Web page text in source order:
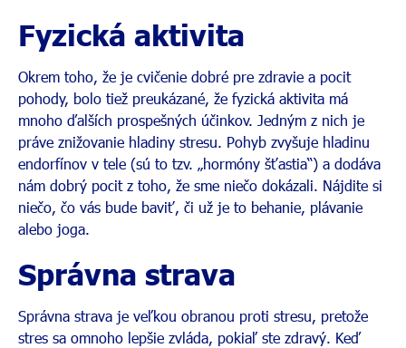
Fyzická aktivita
Okrem toho, že je cvičenie dobré pre zdravie a pocit
pohody, bolo tiež preukázané, že fyzická aktivita má
mnoho ďalších prospešných účinkov. Jedným z nich je
práve znižovanie hladiny stresu. Pohyb zvyšuje hladinu
endorfínov v tele (sú to tzv. „hormóny šťastia“) a dodáva
nám dobrý pocit z toho, že sme niečo dokázali. Nájdite si
niečo, čo vás bude baviť, či už je to behanie, plávanie
alebo joga.
Správna strava
Správna strava je veľkou obranou proti stresu, pretože
stres sa omnoho lepšie zvláda, pokiaľ ste zdravý. Keď